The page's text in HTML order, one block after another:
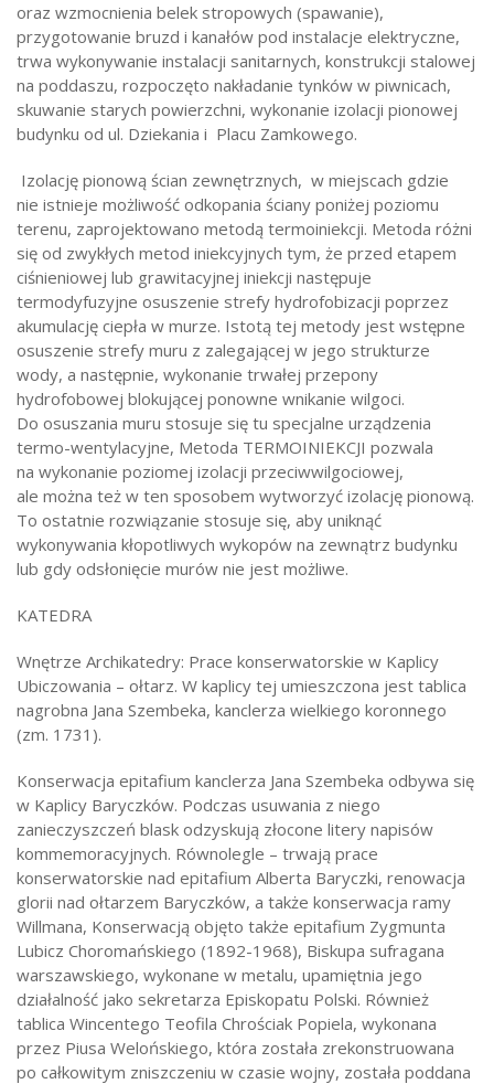
oraz wzmocnienia belek stropowych (spawanie),
przygotowanie bruzd i kanałów pod instalacje elektryczne,
trwa wykonywanie instalacji sanitarnych, konstrukcji stalowej
na poddaszu, rozpoczęto nakładanie tynków w piwnicach,
skuwanie starych powierzchni, wykonanie izolacji pionowej
budynku od ul. Dziekania i Placu Zamkowego.
Izolację pionową ścian zewnętrznych, w miejscach gdzie
nie istnieje możliwość odkopania ściany poniżej poziomu
terenu, zaprojektowano metodą termoiniekcji. Metoda różni
się od zwykłych metod iniekcyjnych tym, że przed etapem
ciśnieniowej lub grawitacyjnej iniekcji następuje
termodyfuzyjne osuszenie strefy hydrofobizacji poprzez
akumulację ciepła w murze. Istotą tej metody jest wstępne
osuszenie strefy muru z zalegającej w jego strukturze
wody, a następnie, wykonanie trwałej przepony
hydrofobowej blokującej ponowne wnikanie wilgoci.
Do osuszania muru stosuje się tu specjalne urządzenia
termo-wentylacyjne, Metoda TERMOINIEKCJI pozwala
na wykonanie poziomej izolacji przeciwwilgociowej,
ale można też w ten sposobem wytworzyć izolację pionową.
To ostatnie rozwiązanie stosuje się, aby uniknąć
wykonywania kłopotliwych wykopów na zewnątrz budynku
lub gdy odsłonięcie murów nie jest możliwe.
KATEDRA
Wnętrze Archikatedry: Prace konserwatorskie w Kaplicy
Ubiczowania – ołtarz. W kaplicy tej umieszczona jest tablica
nagrobna Jana Szembeka, kanclerza wielkiego koronnego
(zm. 1731).
Konserwacja epitafium kanclerza Jana Szembeka odbywa się
w Kaplicy Baryczków. Podczas usuwania z niego
zanieczyszczeń blask odzyskują złocone litery napisów
kommemoracyjnych. Równolegle – trwają prace
konserwatorskie nad epitafium Alberta Baryczki, renowacja
glorii nad ołtarzem Baryczków, a także konserwacja ramy
Willmana, Konserwacją objęto także epitafium Zygmunta
Lubicz Choromańskiego (1892-1968), Biskupa sufragana
warszawskiego, wykonane w metalu, upamiętnia jego
działalność jako sekretarza Episkopatu Polski. Również
tablica Wincentego Teofila Chrościak Popiela, wykonana
przez Piusa Welońskiego, która została zrekonstruowana
po całkowitym zniszczeniu w czasie wojny, została poddana